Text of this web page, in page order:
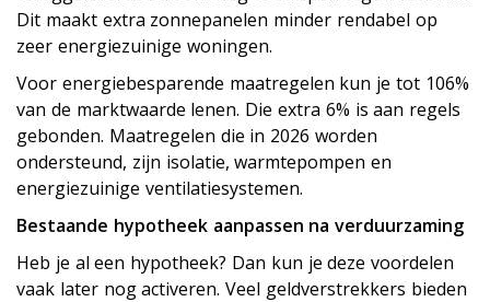
Dit maakt extra zonnepanelen minder rendabel op
zeer energiezuinige woningen.
Voor energiebesparende maatregelen kun je tot 106%
van de marktwaarde lenen. Die extra 6% is aan regels
gebonden. Maatregelen die in 2026 worden
ondersteund, zijn isolatie, warmtepompen en
energiezuinige ventilatiesystemen.
Bestaande hypotheek aanpassen na verduurzaming
Heb je al een hypotheek? Dan kun je deze voordelen
vaak later nog activeren. Veel geldverstrekkers bieden